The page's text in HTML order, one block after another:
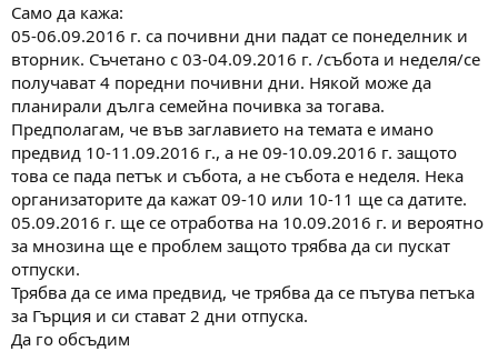
Само да кажа:
05-06.09.2016 г. са почивни дни падат се понеделник и
вторник. Съчетано с 03-04.09.2016 г. /събота и неделя/се
получават 4 поредни почивни дни. Някой може да
планирали дълга семейна почивка за тогава.
Предполагам, че във заглавието на темата е имано
предвид 10-11.09.2016 г., а не 09-10.09.2016 г. защото
това се пада петък и събота, а не събота е неделя. Нека
организаторите да кажат 09-10 или 10-11 ще са датите.
05.09.2016 г. ще се отработва на 10.09.2016 г. и вероятно
за мнозина ще е проблем защото трябва да си пускат
отпуски.
Трябва да се има предвид, че трябва да се пътува петъка
за Гърция и си стават 2 дни отпуска.
Да го обсъдим